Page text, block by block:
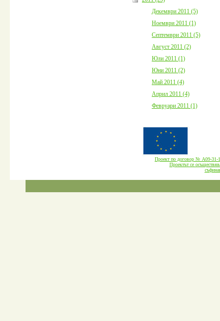
Декември 2011 (5)
Ноември 2011 (1)
Септември 2011 (5)
Август 2011 (2)
Юли 2011 (1)
Юни 2011 (2)
Май 2011 (4)
Април 2011 (4)
Февруари 2011 (1)
Проект по договор № А09-
Проектът се